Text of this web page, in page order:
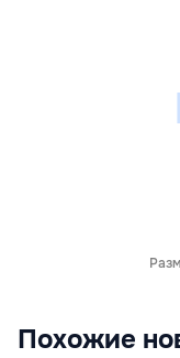
Похожие